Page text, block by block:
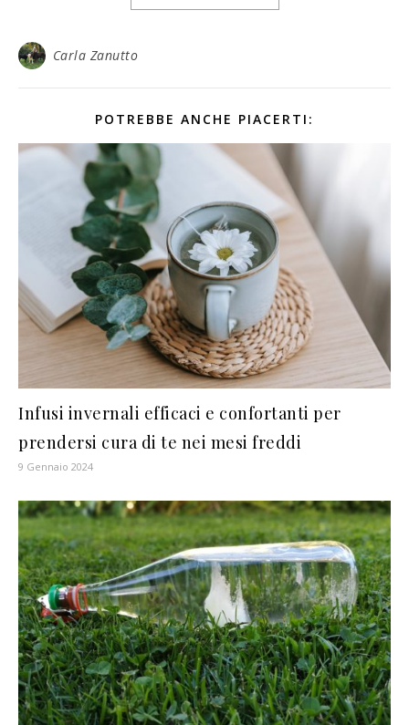
Carla Zanutto
POTREBBE ANCHE PIACERTI:
Infusi invernali efficaci e confortanti per
prendersi cura di te nei mesi freddi
9 Gennaio 2024